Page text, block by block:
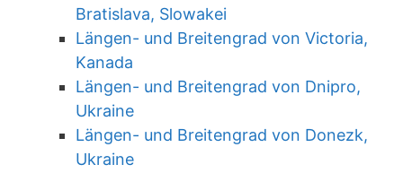
Bratislava, Slowakei
Längen- und Breitengrad von Victoria,
Kanada
Längen- und Breitengrad von Dnipro,
Ukraine
Längen- und Breitengrad von Donezk,
Ukraine